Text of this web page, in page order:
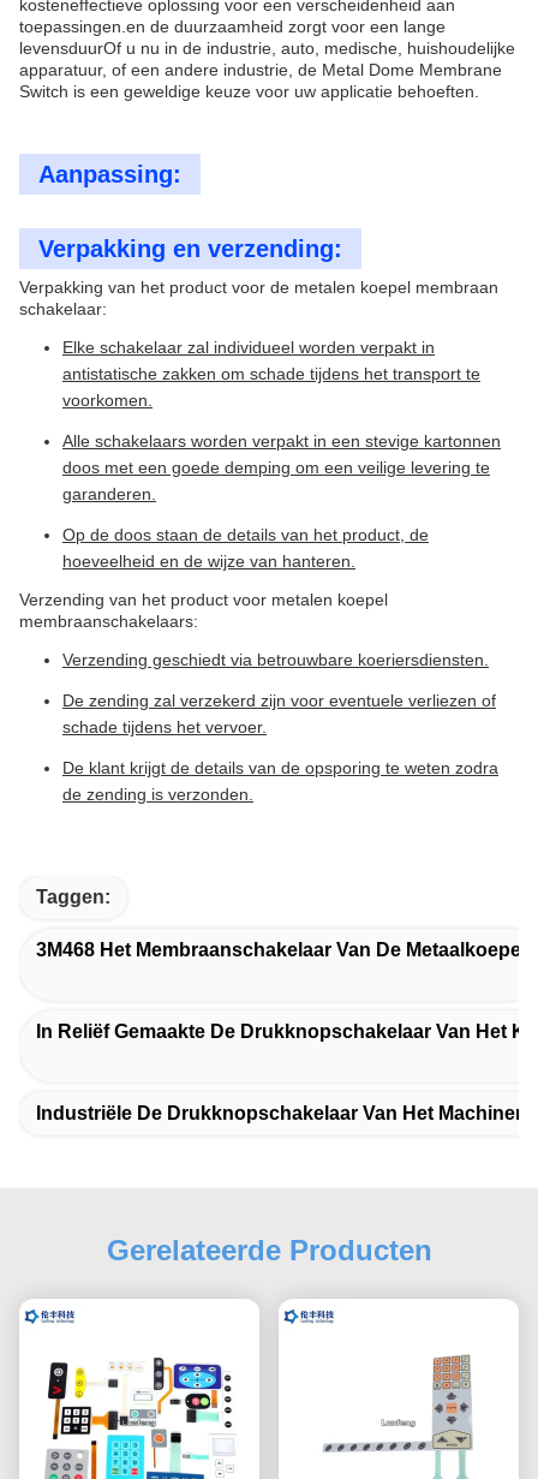
kosteneffectieve oplossing voor een verscheidenheid aan
toepassingen.en de duurzaamheid zorgt voor een lange
levensduurOf u nu in de industrie, auto, medische, huishoudelijke
apparatuur, of een andere industrie, de Metal Dome Membrane
Switch is een geweldige keuze voor uw applicatie behoeften.
Aanpassing:
Verpakking en verzending:
Verpakking van het product voor de metalen koepel membraan
schakelaar:
Elke schakelaar zal individueel worden verpakt in
antistatische zakken om schade tijdens het transport te
voorkomen.
Alle schakelaars worden verpakt in een stevige kartonnen
doos met een goede demping om een veilige levering te
garanderen.
Op de doos staan de details van het product, de
hoeveelheid en de wijze van hanteren.
Verzending van het product voor metalen koepel
membraanschakelaars:
Verzending geschiedt via betrouwbare koeriersdiensten.
De zending zal verzekerd zijn voor eventuele verliezen of
schade tijdens het vervoer.
De klant krijgt de details van de opsporing te weten zodra
de zending is verzonden.
Taggen:
3M468 Het Membraanschakelaar Van De Metaalkoepel
In Reliëf Gemaakte De Drukknopschakelaar Van Het
Industriële De Drukknopschakelaar Van Het
Gerelateerde Producten